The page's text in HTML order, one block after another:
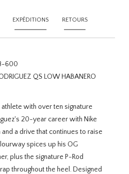
EXPÉDITIONS RETOURS
600
QS LOW HABANERO
with over ten signature
20-year career with Nike
a drive that continues to raise
spices up his OG
plus the signature P-Rod
throughout the heel. Designed